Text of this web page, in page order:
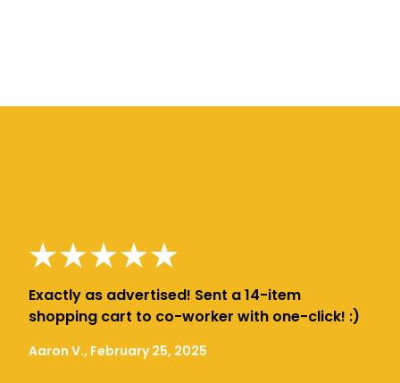
Exactly as advertised! Sent a 14-item
shopping cart to co-worker with one-click! :)
Aaron V., February 25, 2025